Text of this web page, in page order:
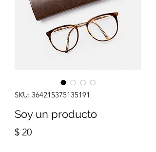
SKU: 364215375135191
Soy un producto
$ 20Precio